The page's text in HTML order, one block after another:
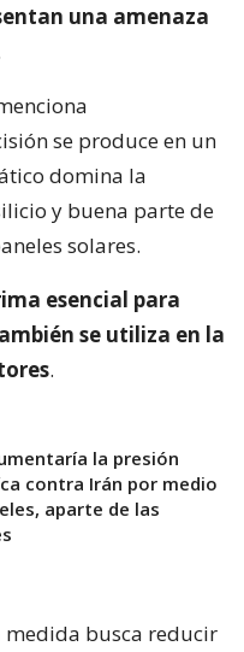
una amenaza
se produce en un
domina la
y buena parte de
solares.
esencial para
se utiliza en la
.
la presión
contra Irán por medio
aparte de las
medida busca reducir